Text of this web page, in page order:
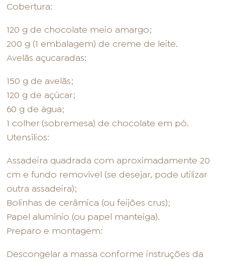
Cobertura:
120 g de chocolate meio amargo;
200 g (1 embalagem) de creme de leite.
Avelãs açucaradas:
150 g de avelãs;
120 g de açúcar;
60 g de água;
1 colher (sobremesa) de chocolate em pó.
Utensílios:
Assadeira quadrada com aproximadamente 20
cm e fundo removível (se desejar, pode utilizar
outra assadeira);
Bolinhas de cerâmica (ou feijões crus);
Papel alumínio (ou papel manteiga).
Preparo e montagem:
Descongelar a massa conforme instruções da